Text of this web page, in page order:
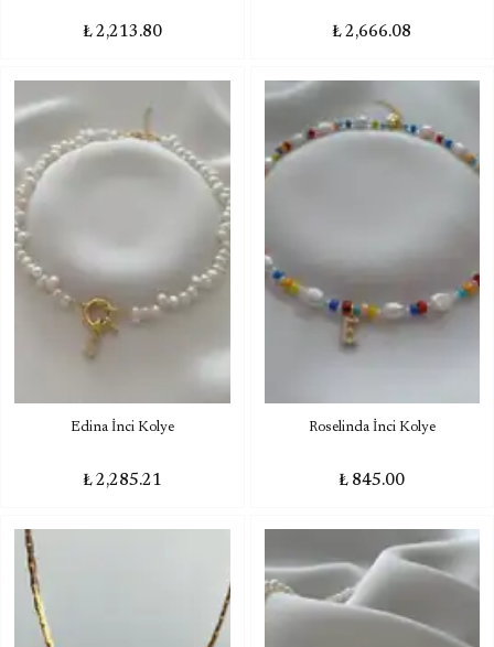
₺ 2,213.80 ₺ 2,666.08
Edina İnci Kolye
₺ 2,285.21
Roselinda İnci Kolye
₺ 845.00